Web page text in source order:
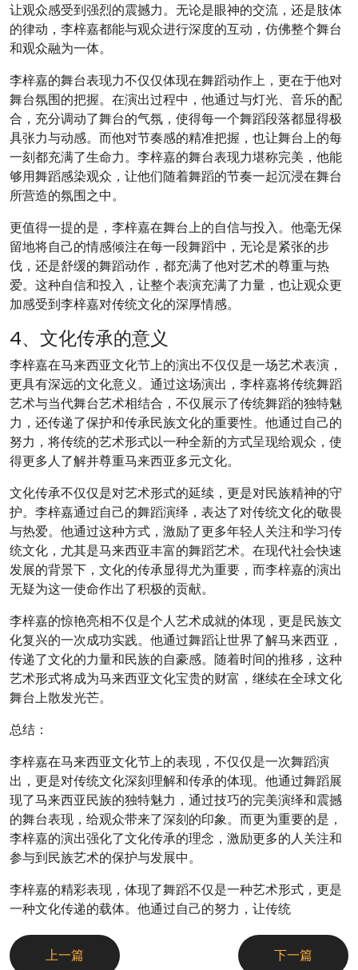
让观众感受到强烈的震撼力。无论是眼神的交流，还是肢体
的律动，李梓嘉都能与观众进行深度的互动，仿佛整个舞台
和观众融为一体。
李梓嘉的舞台表现力不仅仅体现在舞蹈动作上，更在于他对
舞台氛围的把握。在演出过程中，他通过与灯光、音乐的配
合，充分调动了舞台的气氛，使得每一个舞蹈段落都显得极
具张力与动感。而他对节奏感的精准把握，也让舞台上的每
一刻都充满了生命力。李梓嘉的舞台表现力堪称完美，他能
够用舞蹈感染观众，让他们随着舞蹈的节奏一起沉浸在舞台
所营造的氛围之中。
更值得一提的是，李梓嘉在舞台上的自信与投入。他毫无保
留地将自己的情感倾注在每一段舞蹈中，无论是紧张的步
伐，还是舒缓的舞蹈动作，都充满了他对艺术的尊重与热
爱。这种自信和投入，让整个表演充满了力量，也让观众更
加感受到李梓嘉对传统文化的深厚情感。
4、文化传承的意义
李梓嘉在马来西亚文化节上的演出不仅仅是一场艺术表演，
更具有深远的文化意义。通过这场演出，李梓嘉将传统舞蹈
艺术与当代舞台艺术相结合，不仅展示了传统舞蹈的独特魅
力，还传递了保护和传承民族文化的重要性。他通过自己的
努力，将传统的艺术形式以一种全新的方式呈现给观众，使
得更多人了解并尊重马来西亚多元文化。
文化传承不仅仅是对艺术形式的延续，更是对民族精神的守
护。李梓嘉通过自己的舞蹈演绎，表达了对传统文化的敬畏
与热爱。他通过这种方式，激励了更多年轻人关注和学习传
统文化，尤其是马来西亚丰富的舞蹈艺术。在现代社会快速
发展的背景下，文化的传承显得尤为重要，而李梓嘉的演出
无疑为这一使命作出了积极的贡献。
李梓嘉的惊艳亮相不仅是个人艺术成就的体现，更是民族文
化复兴的一次成功实践。他通过舞蹈让世界了解马来西亚，
传递了文化的力量和民族的自豪感。随着时间的推移，这种
艺术形式将成为马来西亚文化宝贵的财富，继续在全球文化
舞台上散发光芒。
总结：
李梓嘉在马来西亚文化节上的表现，不仅仅是一次舞蹈演
出，更是对传统文化深刻理解和传承的体现。他通过舞蹈展
现了马来西亚民族的独特魅力，通过技巧的完美演绎和震撼
的舞台表现，给观众带来了深刻的印象。而更为重要的是，
李梓嘉的演出强化了文化传承的理念，激励更多的人关注和
参与到民族艺术的保护与发展中。
李梓嘉的精彩表现，体现了舞蹈不仅是一种艺术形式，更是
一种文化传递的载体。他通过自己的努力，让传统
上一篇 下一篇